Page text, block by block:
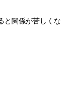
と関係が苦しくな